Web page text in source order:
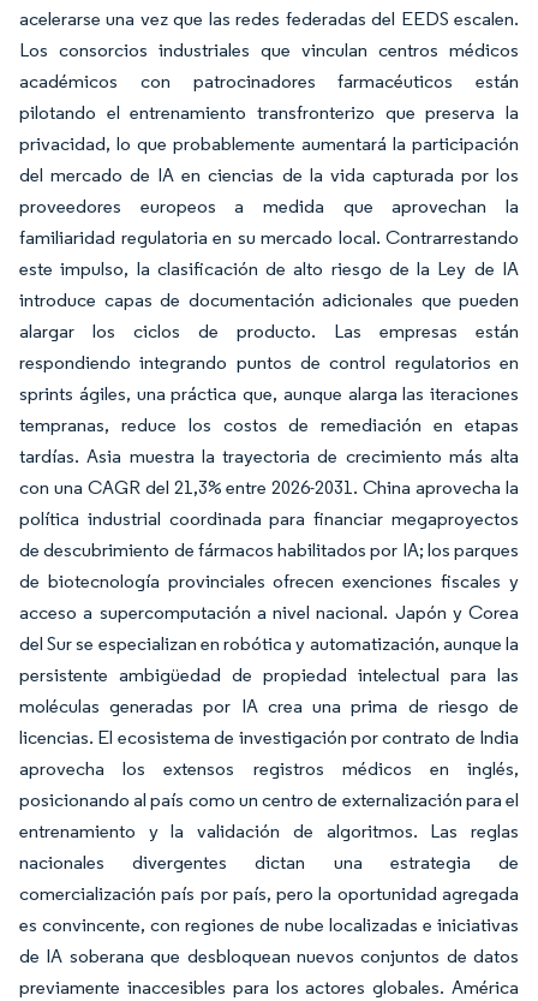
acelerarse una vez que las redes federadas del EEDS escalen.
Los consorcios industriales que vinculan centros médicos
académicos con patrocinadores farmacéuticos están
pilotando el entrenamiento transfronterizo que preserva la
privacidad, lo que probablemente aumentará la participación
del mercado de IA en ciencias de la vida capturada por los
proveedores europeos a medida que aprovechan la
familiaridad regulatoria en su mercado local. Contrarrestando
este impulso, la clasificación de alto riesgo de la Ley de IA
introduce capas de documentación adicionales que pueden
alargar los ciclos de producto. Las empresas están
respondiendo integrando puntos de control regulatorios en
sprints ágiles, una práctica que, aunque alarga las iteraciones
tempranas, reduce los costos de remediación en etapas
tardías. Asia muestra la trayectoria de crecimiento más alta
con una CAGR del 21,3% entre 2026-2031. China aprovecha la
política industrial coordinada para financiar megaproyectos
de descubrimiento de fármacos habilitados por IA; los parques
de biotecnología provinciales ofrecen exenciones fiscales y
acceso a supercomputación a nivel nacional. Japón y Corea
del Sur se especializan en robótica y automatización, aunque la
persistente ambigüedad de propiedad intelectual para las
moléculas generadas por IA crea una prima de riesgo de
licencias. El ecosistema de investigación por contrato de India
aprovecha los extensos registros médicos en inglés,
posicionando al país como un centro de externalización para el
entrenamiento y la validación de algoritmos. Las reglas
nacionales divergentes dictan una estrategia de
comercialización país por país, pero la oportunidad agregada
es convincente, con regiones de nube localizadas e iniciativas
de IA soberana que desbloquean nuevos conjuntos de datos
previamente inaccesibles para los actores globales. América